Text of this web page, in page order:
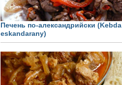
Печень по-александрийски (Kebda
eskandarany)